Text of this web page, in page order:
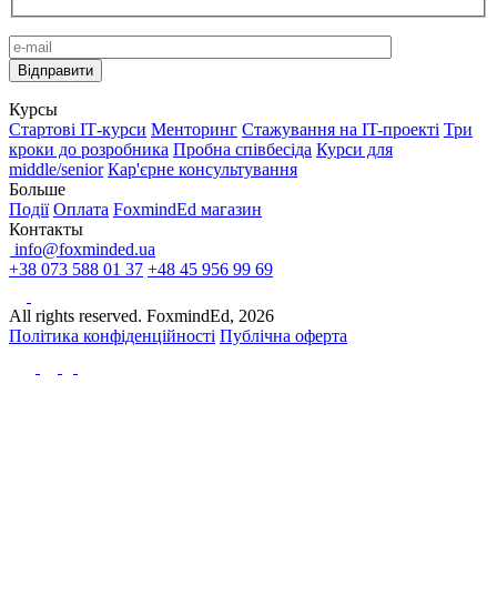
Курсы
Стартові IТ-курси Менторинг Стажування на IT-проекті Три
кроки до розробника Пробна співбесіда Курси для
middle/senior Кар'єрне консультування
Больше
Події Оплата FoxmindEd магазин
Контакты
info@foxminded.ua
+38 073 588 01 37 +48 45 956 99 69
All rights reserved. FoxmindEd, 2026
Політика конфіденційності Публічна оферта